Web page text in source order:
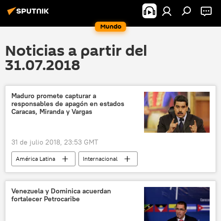
Mundo
Noticias a partir del
31.07.2018
Maduro promete capturar a
responsables de apagón en estados
Caracas, Miranda y Vargas
31 de julio 2018, 23:53 GMT
América Latina
Internacional
Venezuela
Caracas
Nicolás Maduro
apagón
noticias
Venezuela y Dominica acuerdan
fortalecer Petrocaribe